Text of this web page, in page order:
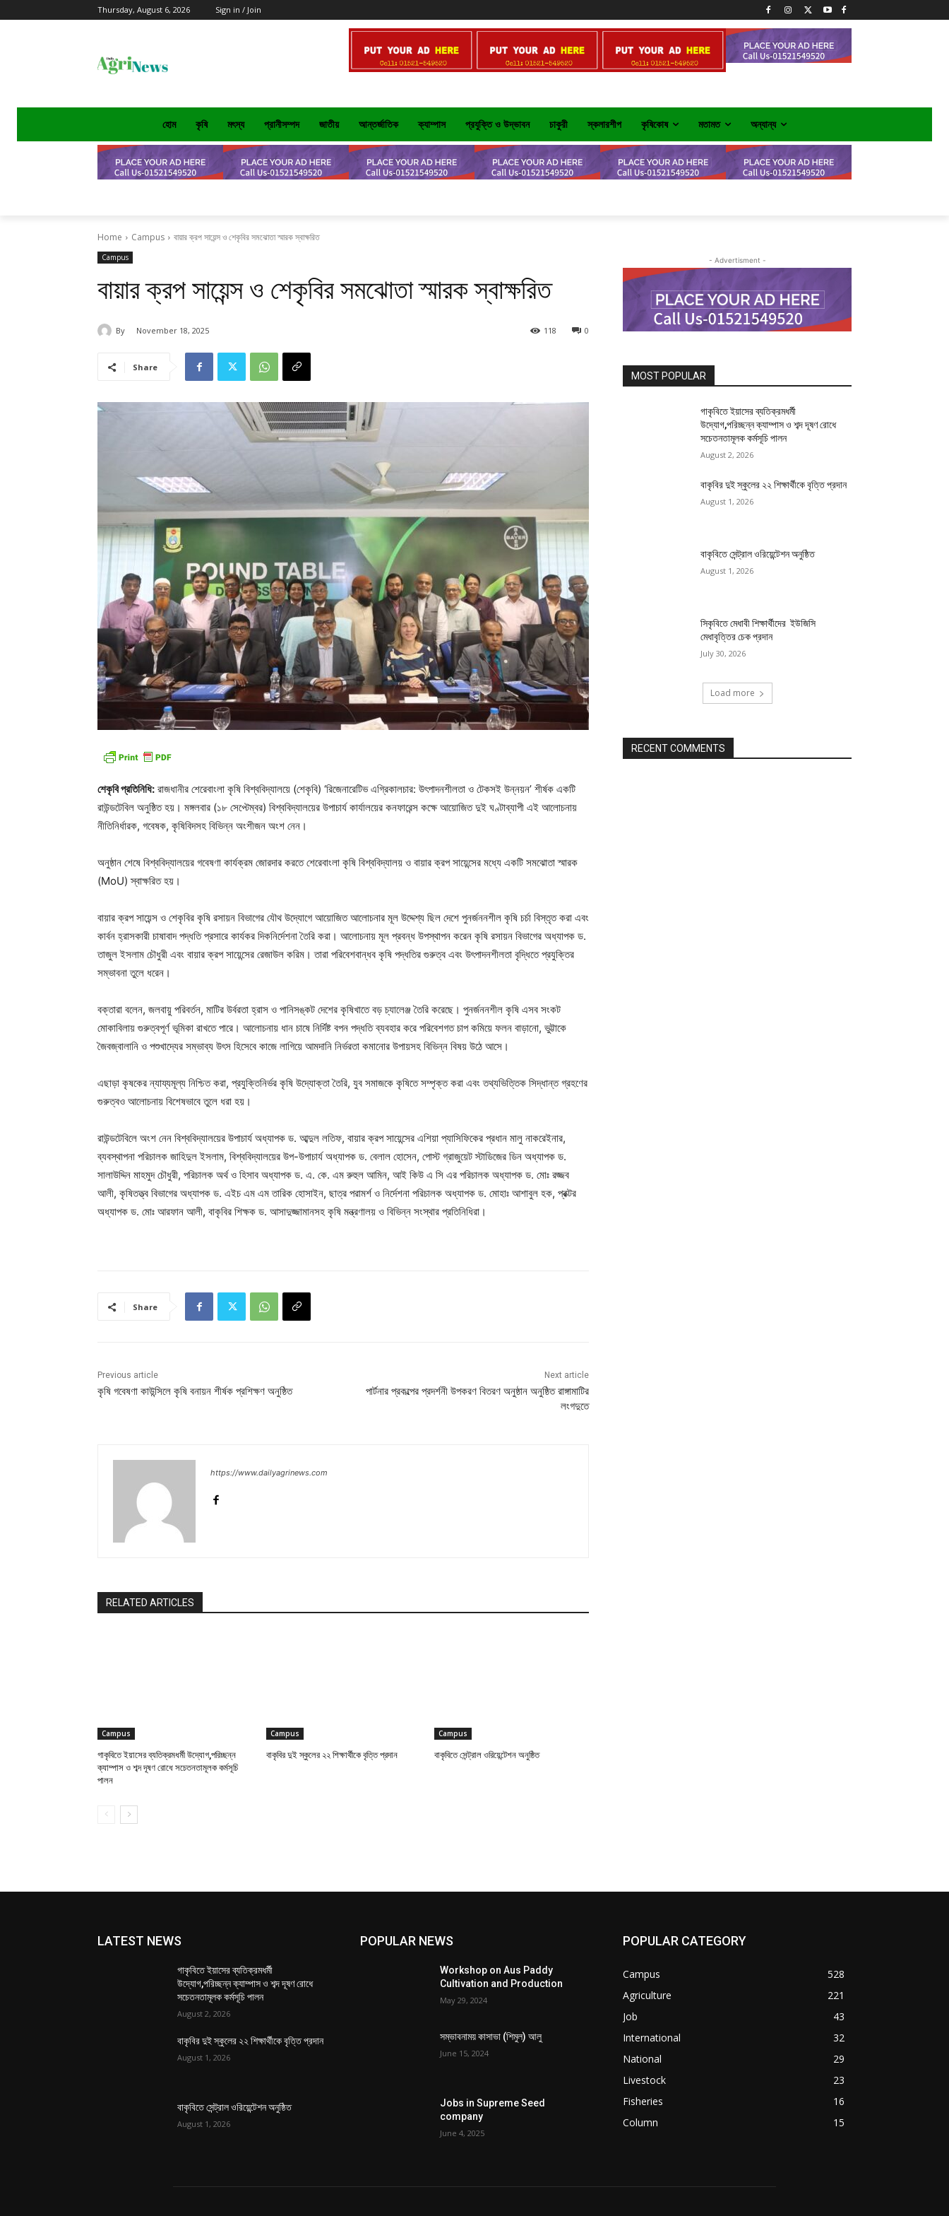
Thursday, August 6, 2026 Sign in / Join
হোম কৃষি মৎস্য প্রানীসম্পদ জাতীয় আন্তর্জাতিক ক্যাম্পাস প্রযুক্তি ও উদ্ভাবন চাকুরী স্কলারশীপ কৃষিকোষ মতামত অন্যান্য
Home Campus বায়ার ক্রপ সায়েন্স ও শেকৃবির সমঝোতা স্মারক স্বাক্ষরিত
Campus
বায়ার ক্রপ সায়েন্স ও শেকৃবির সমঝোতা স্মারক স্বাক্ষরিত
By November 18, 2025 0
118
Share
শেকৃবি প্রতিনিধি: রাজধানীর শেরেবাংলা কৃষি বিশ্ববিদ্যালয়ে (শেকৃবি) ‘রিজেনারেটিভ এগ্রিকালচার: উৎপাদনশীলতা ও টেকসই উন্নয়ন’ শীর্ষক একটি
রাউন্ডটেবিল অনুষ্ঠিত হয়। মঙ্গলবার (১৮ সেপ্টেম্বর) বিশ্ববিদ্যালয়ের উপাচার্য কার্যালয়ের কনফারেন্স কক্ষে আয়োজিত দুই ঘণ্টাব্যাপী এই আলোচনায়
নীতিনির্ধারক, গবেষক, কৃষিবিদসহ বিভিন্ন অংশীজন অংশ নেন।
অনুষ্ঠান শেষে বিশ্ববিদ্যালয়ের গবেষণা কার্যক্রম জোরদার করতে শেরেবাংলা কৃষি বিশ্ববিদ্যালয় ও বায়ার ক্রপ সায়েন্সের মধ্যে একটি সমঝোতা স্মারক
(MoU) স্বাক্ষরিত হয়।
বায়ার ক্রপ সায়েন্স ও শেকৃবির কৃষি রসায়ন বিভাগের যৌথ উদ্যোগে আয়োজিত আলোচনার মূল উদ্দেশ্য ছিল দেশে পুনর্জননশীল কৃষি চর্চা বিস্তৃত করা এবং
কার্বন হ্রাসকারী চাষাবাদ পদ্ধতি প্রসারে কার্যকর দিকনির্দেশনা তৈরি করা। আলোচনায় মূল প্রবন্ধ উপস্থাপন করেন কৃষি রসায়ন বিভাগের অধ্যাপক ড.
তাজুল ইসলাম চৌধুরী এবং বায়ার ক্রপ সায়েন্সের রেজাউল করিম। তারা পরিবেশবান্ধব কৃষি পদ্ধতির গুরুত্ব এবং উৎপাদনশীলতা বৃদ্ধিতে প্রযুক্তির
সম্ভাবনা তুলে ধরেন।
বক্তারা বলেন, জলবায়ু পরিবর্তন, মাটির উর্বরতা হ্রাস ও পানিসঙ্কট দেশের কৃষিখাতে বড় চ্যালেঞ্জ তৈরি করেছে। পুনর্জননশীল কৃষি এসব সংকট
মোকাবিলায় গুরুত্বপূর্ণ ভূমিকা রাখতে পারে। আলোচনায় ধান চাষে নির্দিষ্ট বপন পদ্ধতি ব্যবহার করে পরিবেশগত চাপ কমিয়ে ফলন বাড়ানো, ভুট্টাকে
জৈবজ্বালানি ও পশুখাদ্যের সম্ভাব্য উৎস হিসেবে কাজে লাগিয়ে আমদানি নির্ভরতা কমানোর উপায়সহ বিভিন্ন বিষয় উঠে আসে।
এছাড়া কৃষকের ন্যায্যমূল্য নিশ্চিত করা, প্রযুক্তিনির্ভর কৃষি উদ্যোক্তা তৈরি, যুব সমাজকে কৃষিতে সম্পৃক্ত করা এবং তথ্যভিত্তিক সিদ্ধান্ত গ্রহণের
গুরুত্বও আলোচনায় বিশেষভাবে তুলে ধরা হয়।
রাউন্ডটেবিলে অংশ নেন বিশ্ববিদ্যালয়ের উপাচার্য অধ্যাপক ড. আব্দুল লতিফ, বায়ার ক্রপ সায়েন্সের এশিয়া প্যাসিফিকের প্রধান মালু নাকরেইনার,
ব্যবস্থাপনা পরিচালক জাহিদুল ইসলাম, বিশ্ববিদ্যালয়ের উপ-উপাচার্য অধ্যাপক ড. বেলাল হোসেন, পোস্ট গ্রাজুয়েট স্টাডিজের ডিন অধ্যাপক ড.
সালাউদ্দিন মাহমুদ চৌধুরী, পরিচালক অর্থ ও হিসাব অধ্যাপক ড. এ. কে. এম রুহুল আমিন, আই কিউ এ সি এর পরিচালক অধ্যাপক ড. মোঃ রজ্জব
আলী, কৃষিতত্ত্ব বিভাগের অধ্যাপক ড. এইচ এম এম তারিক হোসাইন, ছাত্র পরামর্শ ও নির্দেশনা পরিচালক অধ্যাপক ড. মোহাঃ আশাবুল হক, প্রক্টর
অধ্যাপক ড. মোঃ আরফান আলী, বাকৃবির শিক্ষক ড. আসাদুজ্জামানসহ কৃষি মন্ত্রণালয় ও বিভিন্ন সংস্থার প্রতিনিধিরা।
Share
Previous article
কৃষি গবেষণা কাউন্সিলে কৃষি বনায়ন শীর্ষক প্রশিক্ষণ অনুষ্ঠিত
Next article
পার্টনার প্রকল্পের প্রদর্শনী উপকরণ বিতরণ অনুষ্ঠান অনুষ্ঠিত রাঙ্গামাটির
লংগদুতে
https://www.dailyagrinews.com
RELATED ARTICLES
Campus
গাকৃবিতে ইয়াসের ব্যতিক্রমধর্মী উদ্যোগ,পরিচ্ছন্ন
ক্যাম্পাস ও শব্দ দূষণ রোধে সচেতনতামূলক কর্মসূচি
পালন
Campus
বাকৃবির দুই স্কুলের ২২ শিক্ষার্থীকে বৃত্তি প্রদান
Campus
বাকৃবিতে সেন্ট্রাল ওরিয়েন্টেশন অনুষ্ঠিত
- Advertisment -
MOST POPULAR
গাকৃবিতে ইয়াসের ব্যতিক্রমধর্মী
উদ্যোগ,পরিচ্ছন্ন ক্যাম্পাস ও শব্দ দূষণ রোধে
সচেতনতামূলক কর্মসূচি পালন
August 2, 2026
বাকৃবির দুই স্কুলের ২২ শিক্ষার্থীকে বৃত্তি প্রদান
August 1, 2026
বাকৃবিতে সেন্ট্রাল ওরিয়েন্টেশন অনুষ্ঠিত
August 1, 2026
সিকৃবিতে মেধাবী শিক্ষার্থীদের ইউজিসি
মেধাবৃত্তির চেক প্রদান
July 30, 2026
Load more
RECENT COMMENTS
LATEST NEWS
গাকৃবিতে ইয়াসের ব্যতিক্রমধর্মী
উদ্যোগ,পরিচ্ছন্ন ক্যাম্পাস ও শব্দ দূষণ রোধে
সচেতনতামূলক কর্মসূচি পালন
August 2, 2026
বাকৃবির দুই স্কুলের ২২ শিক্ষার্থীকে বৃত্তি প্রদান
August 1, 2026
বাকৃবিতে সেন্ট্রাল ওরিয়েন্টেশন অনুষ্ঠিত
August 1, 2026
POPULAR NEWS
Workshop on Aus Paddy
Cultivation and Production
May 29, 2024
সম্ভাবনাময় কাসাভা (শিমুল) আলু
June 15, 2024
Jobs in Supreme Seed
company
June 4, 2025
POPULAR CATEGORY
Campus
528
Agriculture
221
Job
43
International
32
National
29
Livestock
23
Fisheries
16
Column
15